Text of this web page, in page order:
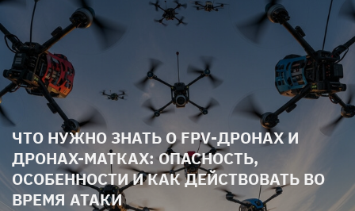
ЧТО НУЖНО ЗНАТЬ О FPV-ДРОНАХ И
ДРОНАХ-МАТКАХ: ОПАСНОСТЬ,
ОСОБЕННОСТИ И КАК ДЕЙСТВОВАТЬ ВО
ВРЕМЯ АТАКИ